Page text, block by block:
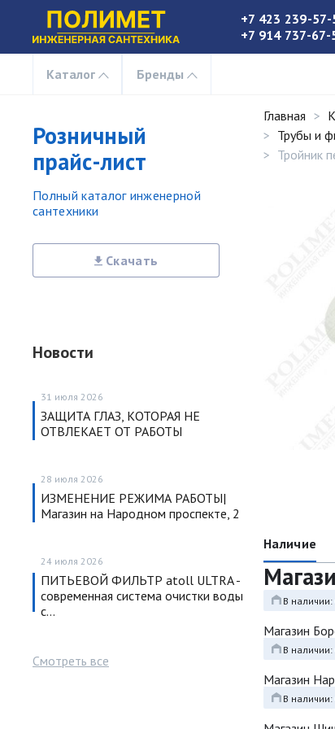
+7 423 239-57-
+7 914 737-67-
Каталог Бренды
Розничный
прайс-лист
Полный каталог инженерной
сантехники
Скачать
Новости
31 июля 2026
ЗАЩИТА ГЛАЗ, КОТОРАЯ НЕ
ОТВЛЕКАЕТ ОТ РАБОТЫ
28 июля 2026
ИЗМЕНЕНИЕ РЕЖИМА РАБОТЫ|
Магазин на Народном проспекте, 2
24 июля 2026
ПИТЬЕВОЙ ФИЛЬТР atoll ULTRA -
современная система очистки воды
с…
Смотреть все
Главная
Трубы и
Тройник
Наличие
В наличии:
Магазин
В наличии:
Магазин
В наличии: